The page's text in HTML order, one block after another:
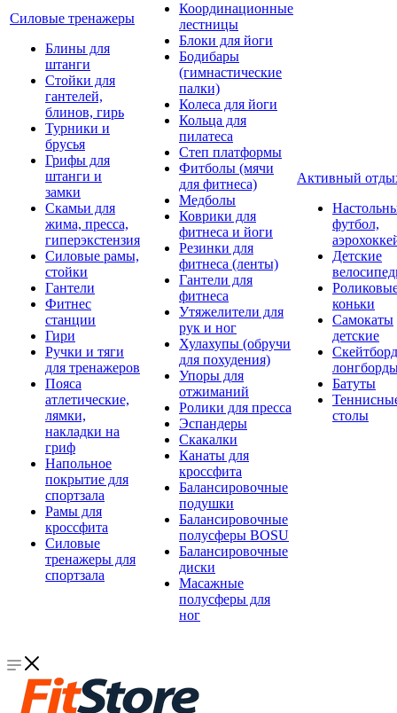
Силовые тренажеры
Блины для
штанги
Стойки для
гантелей,
блинов, гирь
Турники и
брусья
Грифы для
штанги и
замки
Скамьи для
жима, пресса,
гиперэкстензия
Силовые рамы,
стойки
Гантели
Фитнес
станции
Гири
Ручки и тяги
для тренажеров
Пояса
атлетические,
лямки,
накладки на
гриф
Напольное
покрытие для
спортзала
Рамы для
кроссфита
Силовые
тренажеры для
спортзала
Координационные
лестницы
Блоки для йоги
Бодибары
(гимнастические
палки)
Колеса для йоги
Кольца для
пилатеса
Степ платформы
Фитболы (мячи
для фитнеса)
Медболы
Коврики для
фитнеса и йоги
Резинки для
фитнеса (ленты)
Гантели для
фитнеса
Утяжелители для
рук и ног
Хулахупы (обручи
для похудения)
Упоры для
отжиманий
Ролики для пресса
Эспандеры
Скакалки
Канаты для
кроссфита
Балансировочные
подушки
Балансировочные
полусферы BOSU
Балансировочные
диски
Масажные
полусферы для
ног
Активный
футбол,
Детские
коньки
Самокаты
детские
Батуты
столы